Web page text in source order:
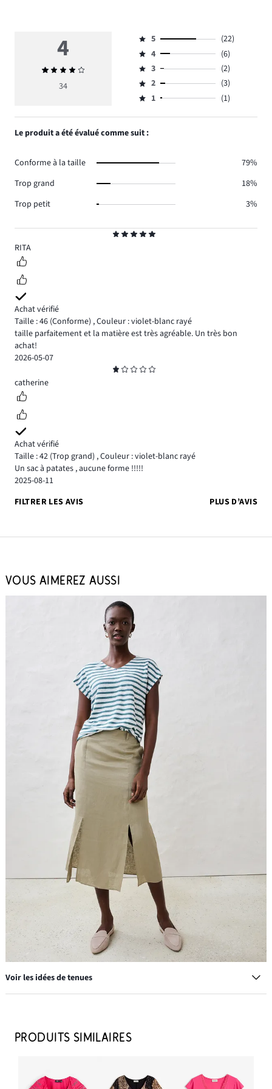
5
RITA
Achat vérifié
Taille : 46 (Conforme) ,Couleur : violet-blanc rayé
taille parfaitement et la matière est très agréable. Un très bon
achat!
2026-05-07
1
catherine
Achat vérifié
Taille : 42 (Trop grand) ,Couleur : violet-blanc rayé
Un sac à patates , aucune forme !!!!!
2025-08-11
FILTRER LES AVIS
PLUS D’AVIS
4
Note
moyenne
34
Note
5,
nombre
de
votes
22.
5
(22)
Note
4,
nombre
de
6.
4
(6)
Note
3,
nombre
2.
3
(2)
Note
2,
votes
2
(3)
Note
1,
nombre
de
1.
1 (1)
Le produit a été évalué comme suit :
Conforme à la taille
79%
Trop grand
18%
Trop petit
3%
VOUS AIMEREZ AUSSI
Voir les idées de tenues
22,99 €
Lot de 8 bagues dans divers styles
PRODUITS SIMILAIRES